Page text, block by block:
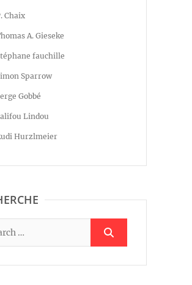
Chaix
A. Gieseke
fauchille
Sparrow
Gobbé
Lindou
Hurzlmeier